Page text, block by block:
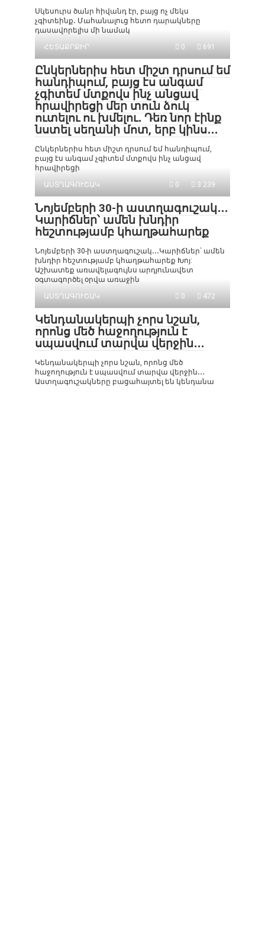
Սկեսուրս ծանր հիվանդ էր, բայց ոչ մեկս
չգիտեինք․ Մահանալուց հետո դարակները
դասավորելիս մի նամակ
ՀԵՏԱՔՐՔԻՐ
0 691
Ընկերներիս հետ միշտ դրսում եմ
հանդիպում, բայց էս անգամ
չգիտեմ մտքովս ինչ անցավ
հրավիրեցի մեր տուն ձուկ
ուտելու ու խմելու․ Դեռ նոր էինք
նստել սեղանի մոտ, երբ կինս․․․
Ընկերներիս հետ միշտ դրսում եմ հանդիպում,
բայց էս անգամ չգիտեմ մտքովս ինչ անցավ
հրավիրեցի
ԱՍՏՂԱԳՈՒՇԱԿ
0 3 239
Նոյեմբերի 30-ի աստղագուշակ․․․
Կարիճներ՝ ամեն խնդիր
հեշտությամբ կհաղթահարեք
Նոյեմբերի 30-ի աստղագուշակ․․․Կարիճներ՝ ամեն
խնդիր հեշտությամբ կհաղթահարեք Խոյ:
Աշխատեք առավելագույնս արդյունավետ
օգտագործել օրվա առաջին
ԱՍՏՂԱԳՈՒՇԱԿ
0 472
Կենդանակերպի չորս նշան,
որոնց մեծ հաջողություն է
սպասվում տարվա վերջին․․․
Կենդանակերպի չորս նշան, որոնց մեծ
հաջողություն է սպասվում տարվա վերջին․․․
Աստղագուշակները բացահայտել են կենդանա